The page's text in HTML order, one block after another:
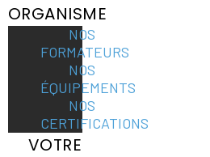
ORGANISME
NOS
FORMATEURS
NOS
ÉQUIPEMENTS
NOS
CERTIFICATIONS
VOTRE